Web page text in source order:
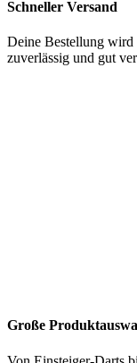
Schneller Versand
Deine Bestellung wird
zuverlässig und gut
Große